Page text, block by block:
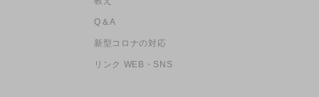
Q＆A
新型コロナの対応
リンク WEB・SNS